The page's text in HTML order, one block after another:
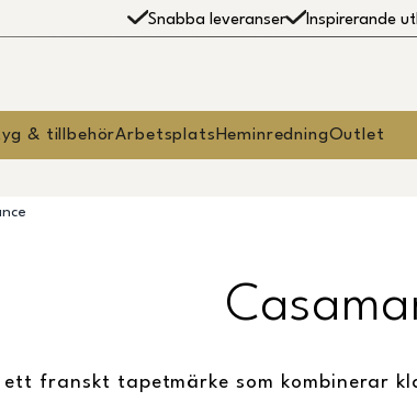
Snabba leveranser Inspirerande
& tillbehörArbetsplats HeminredningOutlet
ett franskt tapetmärke som kombinerar